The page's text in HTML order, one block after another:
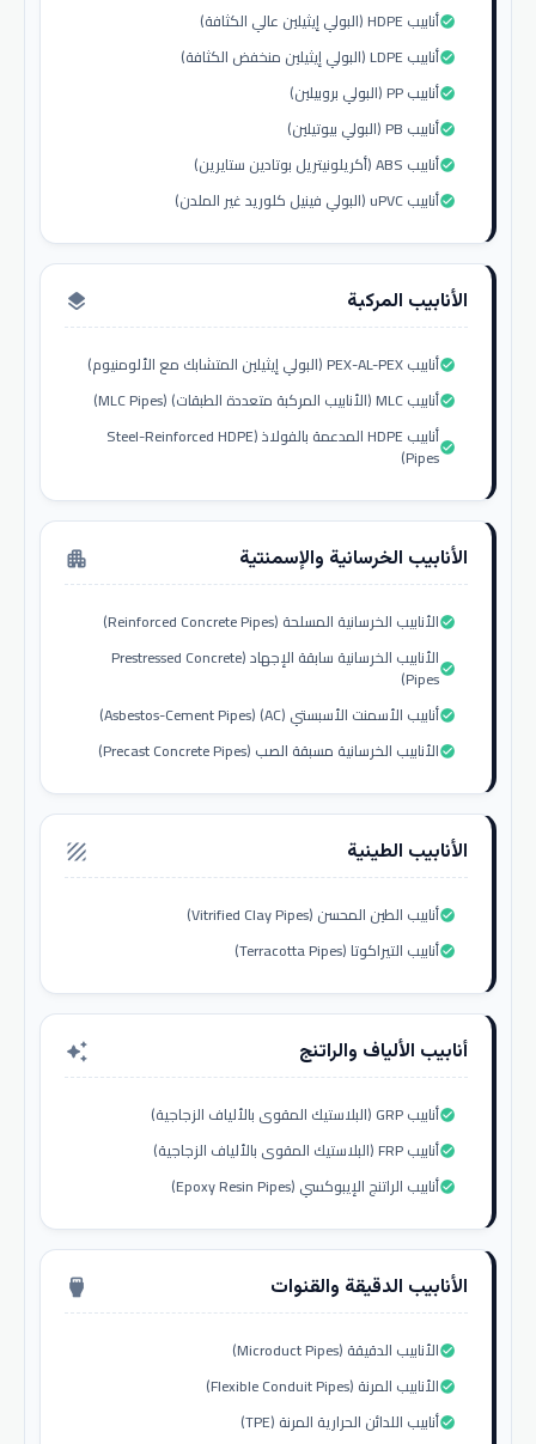
أنابيب HDPE (البولي إيثيلين عالي الكثافة)check_circle
أنابيب LDPE (البولي إيثيلين منخفض الكثافة)check_circle
أنابيب PP (البولي بروبيلين)check_circle
أنابيب PB (البولي بيوتيلين)check_circle
أنابيب ABS (أكريلونيتريل بوتادين ستايرين)check_circle
أنابيب uPVC (البولي فينيل كلوريد غير الملدن)check_circle
الأنابيب المركبة layers
أنابيب PEX-AL-PEX (البولي إيثيلين المتشابك مع الألومنيوم)check_circle
أنابيب MLC (الأنابيب المركبة متعددة الطبقات) (MLC Pipes)check_circle
أنابيب HDPE المدعمة بالفولاذ (Steel-Reinforced HDPE
Pipes)check_circle
الأنابيب الخرسانية والإسمنتية apartment
الأنابيب الخرسانية المسلحة (Reinforced Concrete Pipes)check_circle
الأنابيب الخرسانية سابقة الإجهاد (Prestressed Concrete
Pipes)check_circle
أنابيب الأسمنت الأسبستي (AC) (Asbestos-Cement Pipes)check_circle
الأنابيب الخرسانية مسبقة الصب (Precast Concrete Pipes)check_circle
الأنابيب الطينية texture
أنابيب الطين المحسن (Vitrified Clay Pipes)check_circle
أنابيب التيراكوتا (Terracotta Pipes)check_circle
أنابيب الألياف والراتنج auto_awesome
أنابيب GRP (البلاستيك المقوى بالألياف الزجاجية)check_circle
أنابيب FRP (البلاستيك المقوى بالألياف الزجاجية)check_circle
أنابيب الراتنج الإيبوكسي (Epoxy Resin Pipes)check_circle
الأنابيب الدقيقة والقنوات settings_input_hdmi
الأنابيب الدقيقة (Microduct Pipes)check_circle
الأنابيب المرنة (Flexible Conduit Pipes)check_circle
أنابيب اللدائن الحرارية المرنة (TPE)check_circle